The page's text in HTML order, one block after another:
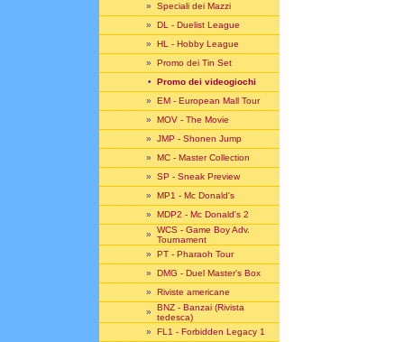
» Speciali dei Mazzi
» DL - Duelist League
» HL - Hobby League
» Promo dei Tin Set
• Promo dei videogiochi
» EM - European Mall Tour
» MOV - The Movie
» JMP - Shonen Jump
» MC - Master Collection
» SP - Sneak Preview
» MP1 - Mc Donald's
» MDP2 - Mc Donald's 2
» WCS - Game Boy Adv.
Tournament
» PT - Pharaoh Tour
» DMG - Duel Master's Box
» Riviste americane
» BNZ - Banzai (Rivista
tedesca)
» FL1 - Forbidden Legacy 1